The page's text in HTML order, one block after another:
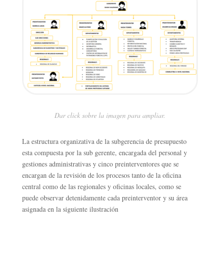
Dar click sobre la imagen para ampliar.
La estructura organizativa de la subgerencia de presupuesto
esta compuesta por la sub gerente, encargada del personal y
gestiones administrativas y cinco preinterventores que se
encargan de la revisión de los procesos tanto de la oficina
central como de las regionales y oficinas locales, como se
puede observar detenidamente cada preinterventor y su área
asignada en la siguiente ilustración